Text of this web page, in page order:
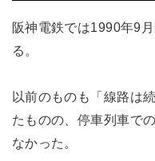
阪神電鉄では1990年9
る。
以前のものも「線路は
たものの、停車列車で
なかった。